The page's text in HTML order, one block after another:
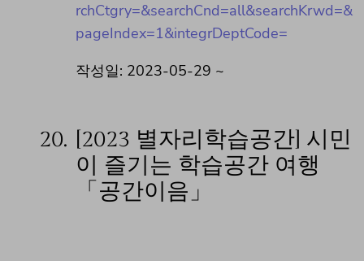
rchCtgry=&searchCnd=all&searchKrwd=&
pageIndex=1&integrDeptCode=
작성일: 2023-05-29 ~
20.
[2023 별자리학습공간] 시민
이 즐기는 학습공간 여행
「공간이음」